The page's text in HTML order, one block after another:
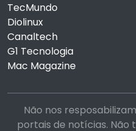
TecMundo
Diolinux
Canaltech
G1 Tecnologia
Mac Magazine
Não nos
portais de notícias. Não